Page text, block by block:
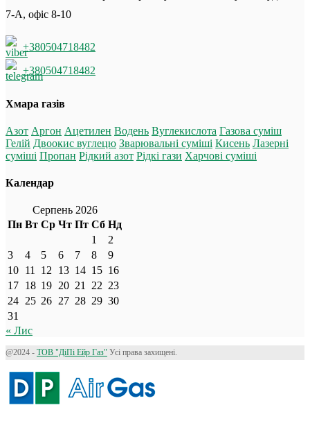
7-А, офіс 8-10
+380504718482
+380504718482
Хмара газів
Азот Аргон Ацетилен Водень Вуглекислота Газова суміш
Гелій Двоокис вуглецю Зварювальні суміші Кисень Лазерні
суміші Пропан Рідкий азот Рідкі гази Харчові суміші
Календар
Серпень 2026
Пн Вт Ср Чт Пт Сб Нд
1
2
3
4 5 6 7 8
9
10 11 12 13 14 15 16
17 18 19 20 21 22 23
24 25 26 27 28 29 30
31
« Лис
@2024 - ТОВ "ДіПі Eйр Газ" Усі права захищені.